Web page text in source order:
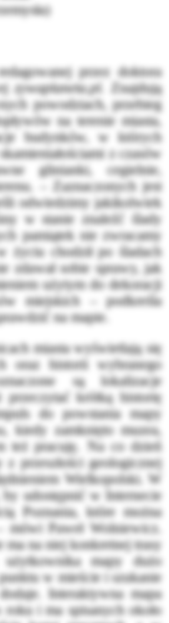
przez doktora
zywaplaneta.pl.
Znajdują
powodziach, przebieg
na terenie miasta,
budynków, w których
z czasów
glinianki, cegielnie,
– Zaznaczonych jest
odwiedzimy jakikolwiek
w stanie znaleźć ślady
pamiątek nie zwracamy
życiu chodził po śladach
zdawał sobie sprawy, jak
użytym do dekoracji
miejskich – podkreśla
na mapie.
miasta wyświetlają się
oraz historii wybranego
są lokalizacje
krótką historię
do powstania mapy
kiedy zamknięto muzea,
pracuję. Na co dzień
przeszłości geologicznej
Wielkopolski. W
by udostępnić w Internecie
Poznania, które można
mówi Paweł Wolniewicz.
ma na niej konkretnej trasy
mapy dużo
w mieście i szukanie
Interaktywna mapa
i ma spisanych około